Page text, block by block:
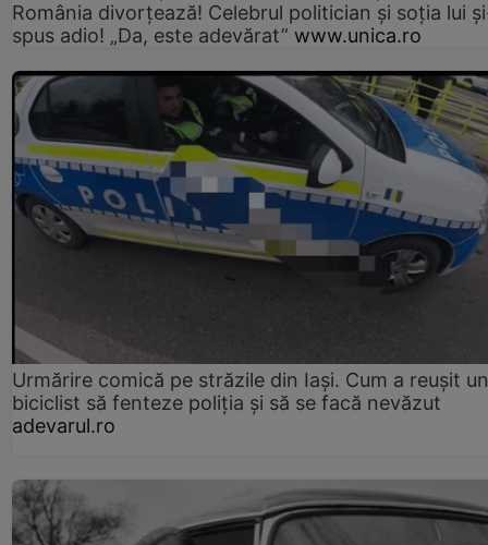
România divorțează! Celebrul politician și soția lui
spus adio! „Da, este adevărat” www.unica.ro
Urmărire comică pe străzile din Iași. Cum a reușit un
biciclist să fenteze poliția și să se facă nevăzut
adevarul.ro